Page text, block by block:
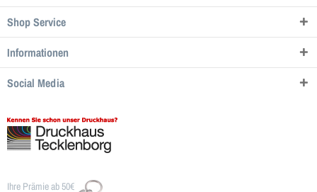
Shop Service
Informationen
Social Media
Ihre Prämie ab 50€